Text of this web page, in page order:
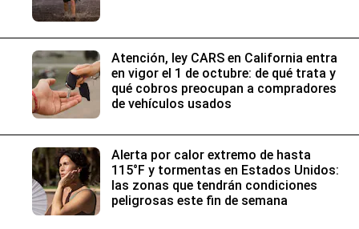
Atención, ley CARS en California entra
en vigor el 1 de octubre: de qué trata y
qué cobros preocupan a compradores
de vehículos usados
Alerta por calor extremo de hasta
115°F y tormentas en Estados Unidos:
las zonas que tendrán condiciones
peligrosas este fin de semana